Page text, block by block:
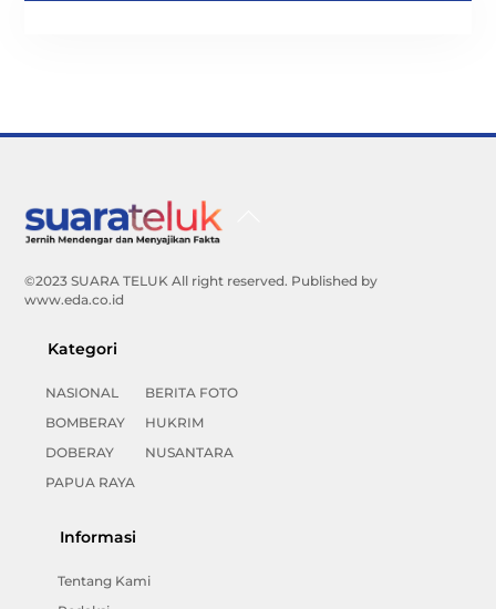
©2023 SUARA TELUK All right reserved. Published by
www.eda.co.id
Kategori
NASIONAL
BOMBERAY
DOBERAY
PAPUA RAYA
BERITA FOTO
HUKRIM
NUSANTARA
Informasi
Tentang Kami